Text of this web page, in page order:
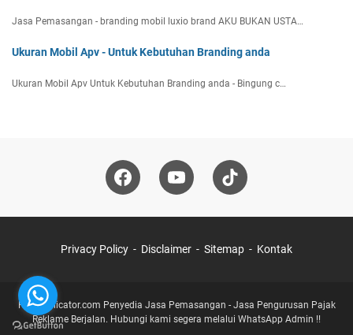
Jasa Pemasangan - branding mobil luxio brand AKU BUKAN USTA…
Ukuran Mobil Apv - Untuk Kebutuhan Branding anda
Ukuran Mobil Apv Untuk Kebutuhan Branding anda - Bingung c…
Privacy Policy Disclaimer Sitemap Kontak
Rudiapplicator.com Penyedia Jasa Pemasangan - Jasa Pengurusan Pajak
Reklame Berjalan. Hubungi kami segera melalui WhatsApp Admin !!